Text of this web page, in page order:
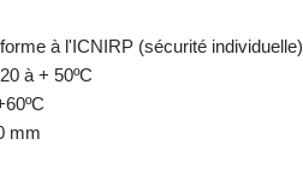
à l'ICNIRP (sécurité individuelle)
à + 50ºC
mm